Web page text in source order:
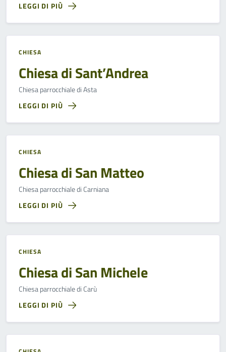
LEGGI DI PIÙ
CHIESA
Chiesa di Sant’Andrea
Chiesa parrocchiale di Asta
LEGGI DI PIÙ
CHIESA
Chiesa di San Matteo
Chiesa parrocchiale di Carniana
LEGGI DI PIÙ
CHIESA
Chiesa di San Michele
Chiesa parrocchiale di Carù
LEGGI DI PIÙ